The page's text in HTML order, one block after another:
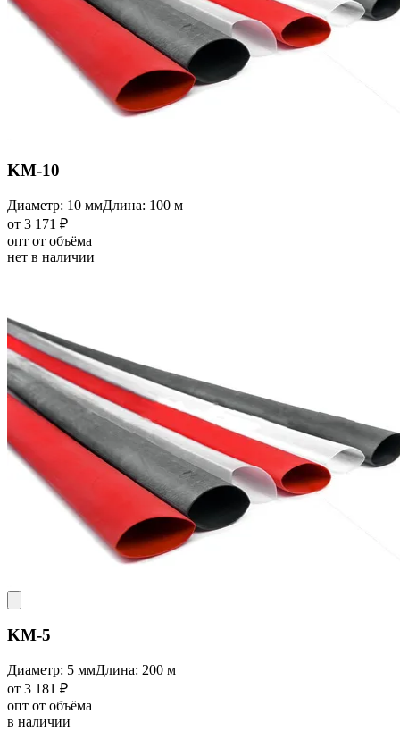
KM-10
Диаметр: 10 ммДлина: 100 м
от 3 171 ₽
опт от объёма
нет в наличии
KM-5
Диаметр: 5 ммДлина: 200 м
от 3 181 ₽
опт от объёма
в наличии